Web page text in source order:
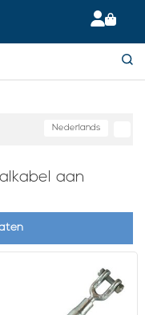
Nederlands
aan